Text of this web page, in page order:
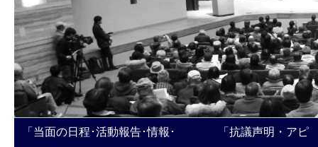
「当面の日程･活動報告･情報･ 「抗議声明・アピ